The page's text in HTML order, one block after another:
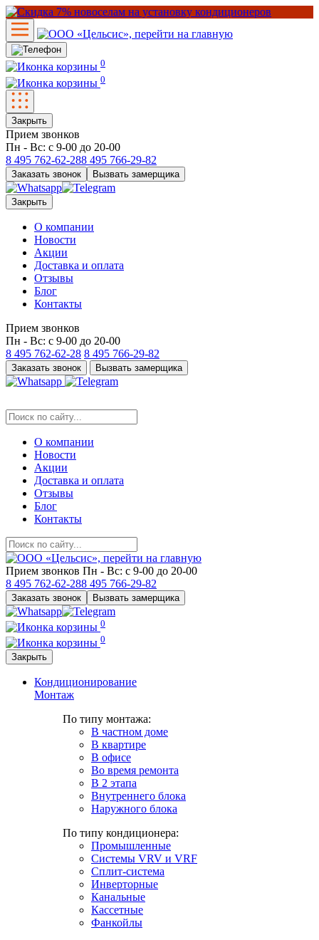
0
0
Закрыть
Прием звонков
Пн - Вс: с 9-00 до 20-00
8 495 762-62-288 495 766-29-82
Заказать звонок Вызвать замерщика
Закрыть
О компании
Новости
Акции
Доставка и оплата
Отзывы
Блог
Контакты
Прием звонков
Пн - Вс: с 9-00 до 20-00
8 495 762-62-28 8 495 766-29-82
Заказать звонок Вызвать замерщика
О компании
Новости
Акции
Доставка и оплата
Отзывы
Блог
Контакты
Прием звонков Пн - Вс: с 9-00 до 20-00
8 495 762-62-288 495 766-29-82
Заказать звонок Вызвать замерщика
0
0
Закрыть
Кондиционирование
Монтаж
По типу монтажа:
В частном доме
В квартире
В офисе
Во время ремонта
В 2 этапа
Внутреннего блока
Наружного блока
По типу кондиционера:
Промышленные
Системы VRV и VRF
Сплит-система
Инверторные
Канальные
Кассетные
Фанкойлы